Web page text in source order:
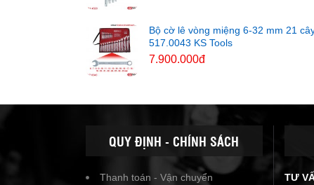
Bộ cờ lê vòng miệng 6-32 mm 21
517.0043 KS Tools
7.900.000đ
QUY ĐỊNH - CHÍNH SÁCH
Thanh toán - Vận chuyển TƯ